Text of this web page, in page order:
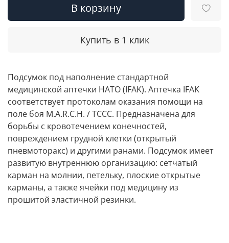
В корзину
Купить в 1 клик
Подсумок под наполнение стандартной
медицинской аптечки НАТО (IFAK). Аптечка IFAK
соответствует протоколам оказания помощи на
поле боя M.A.R.C.H. / TCCC. Предназначена для
борьбы с кровотечением конечностей,
повреждением грудной клетки (открытый
пневмоторакс) и другими ранами. Подсумок имеет
развитую внутреннюю организацию: сетчатый
карман на молнии, петельку, плоские открытые
карманы, а также ячейки под медицину из
прошитой эластичной резинки.